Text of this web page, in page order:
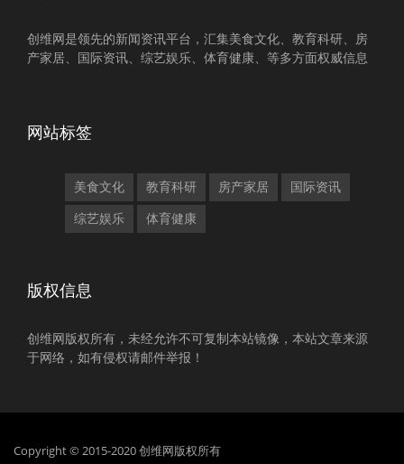
创维网是领先的新闻资讯平台，汇集美食文化、教育科研、房
产家居、国际资讯、综艺娱乐、体育健康、等多方面权威信息
网站标签
美食文化 教育科研 房产家居 国际资讯
综艺娱乐 体育健康
版权信息
创维网版权所有，未经允许不可复制本站镜像，本站文章来源
于网络，如有侵权请邮件举报！
Copyright © 2015-2020 创维网版权所有